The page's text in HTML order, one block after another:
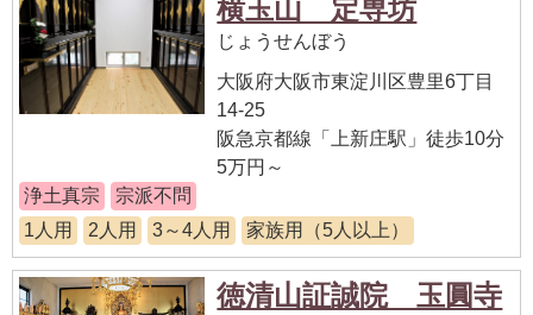
横玉山 定専坊
じょうせんぼう
大阪府大阪市東淀川区豊里6丁目
14-25
阪急京都線「上新庄駅」徒歩10分
5万円～
浄土真宗
宗派不問
1人用
2人用 3～4人用 家族用（5人以上）
徳清山証誠院 玉圓寺